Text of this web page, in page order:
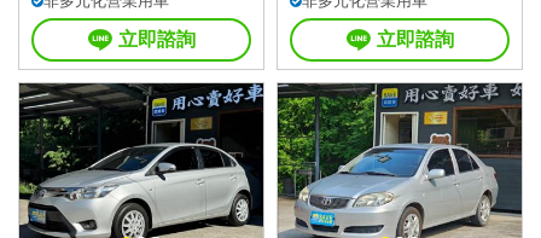
立即諮詢 立即諮詢